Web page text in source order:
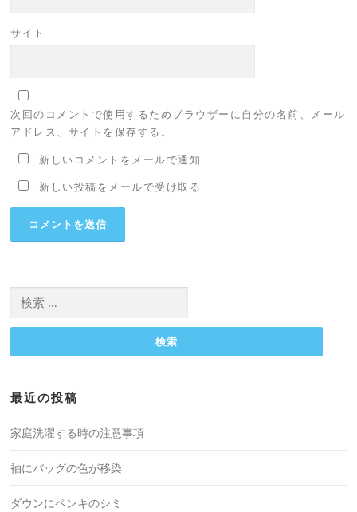
サイト
次回のコメントで使用するためブラウザーに自分の名前、メール
アドレス、サイトを保存する。
新しいコメントをメールで通知
新しい投稿をメールで受け取る
索:
最近の投稿
家庭洗濯する時の注意事項
袖にバッグの色が移染
ダウンにペンキのシミ